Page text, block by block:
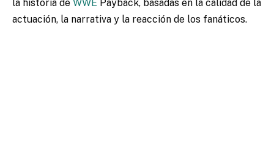
la historia de WWE Payback, basadas en la calidad de la
actuación, la narrativa y la reacción de los fanáticos.